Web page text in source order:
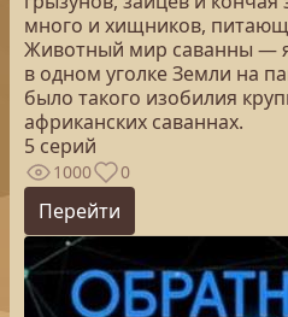
много и хищников,
Животный мир саванны —
в одном уголке Земли на
было такого изобилия
африканских саваннах.
5 серий
1000 0
Перейти